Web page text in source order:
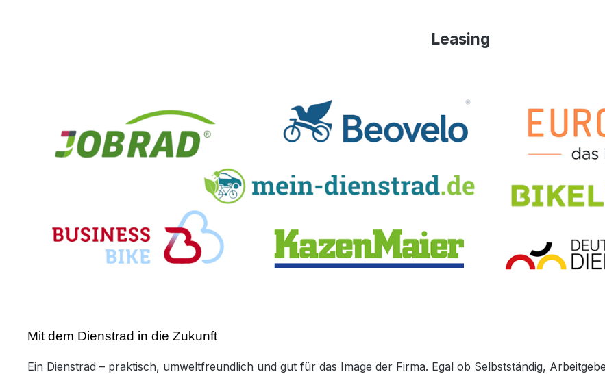
Leasing
Mit dem Dienstrad in die Zukunft
Ein Dienstrad – praktisch, umweltfreundlich und gut für das Image der Firma. Egal ob Selbstständig,